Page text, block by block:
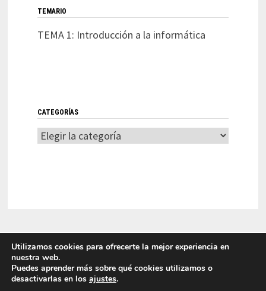
TEMARIO
TEMA 1: Introducción a la informática
CATEGORÍAS
Categorías
Utilizamos cookies para ofrecerte la mejor experiencia en
nuestra web.
Puedes aprender más sobre qué cookies utilizamos o
desactivarlas en los ajustes.